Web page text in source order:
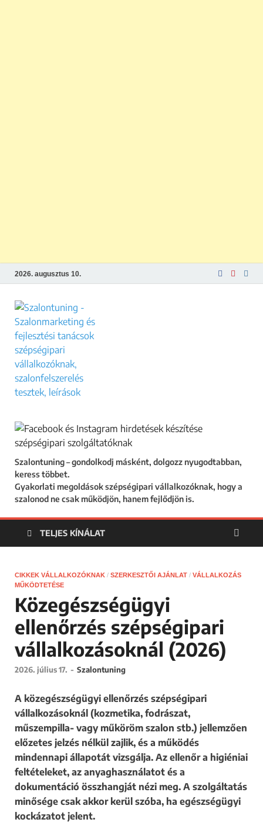
2026. augusztus 10.
Szalontuning – gondolkodj másként, dolgozz nyugodtabban,
keress többet.
Gyakorlati megoldások szépségipari vállalkozóknak, hogy a
szalonod ne csak működjön, hanem fejlődjön is.
TELJES KÍNÁLAT
CIKKEK VÁLLALKOZÓKNAK / SZERKESZTŐI AJÁNLAT / VÁLLALKOZÁS
MŰKÖDTETÉSE
Közegészségügyi
ellenőrzés szépségipari
vállalkozásoknál (2026)
2026. július 17. - Szalontuning
A közegészségügyi ellenőrzés szépségipari
vállalkozásoknál (kozmetika, fodrászat,
műszempilla- vagy műköröm szalon stb.) jellemzően
előzetes jelzés nélkül zajlik, és a működés
mindennapi állapotát vizsgálja. Az ellenőr a higiéniai
feltételeket, az anyaghasználatot és a
dokumentáció összhangját nézi meg. A szolgáltatás
minősége csak akkor kerül szóba, ha egészségügyi
kockázatot jelent.